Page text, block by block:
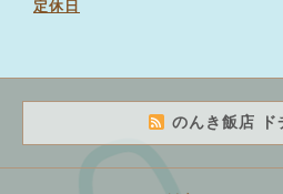
定休日
のんき飯店 ド